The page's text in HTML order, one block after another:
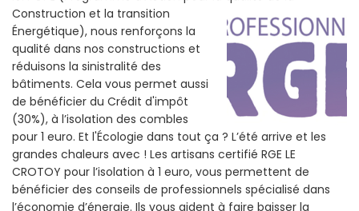
Construction et la transition
Énergétique), nous renforçons la
qualité dans nos constructions et
réduisons la sinistralité des
bâtiments. Cela vous permet aussi
de bénéficier du Crédit d'impôt
(30%), à l’isolation des combles
pour 1 euro. Et l'Écologie dans tout ça ? L’été arrive et les
grandes chaleurs avec ! Les artisans certifié RGE LE
CROTOY pour l’isolation à 1 euro, vous permettent de
bénéficier des conseils de professionnels spécialisé dans
l’économie d’énergie. Ils vous aident à faire baisser la